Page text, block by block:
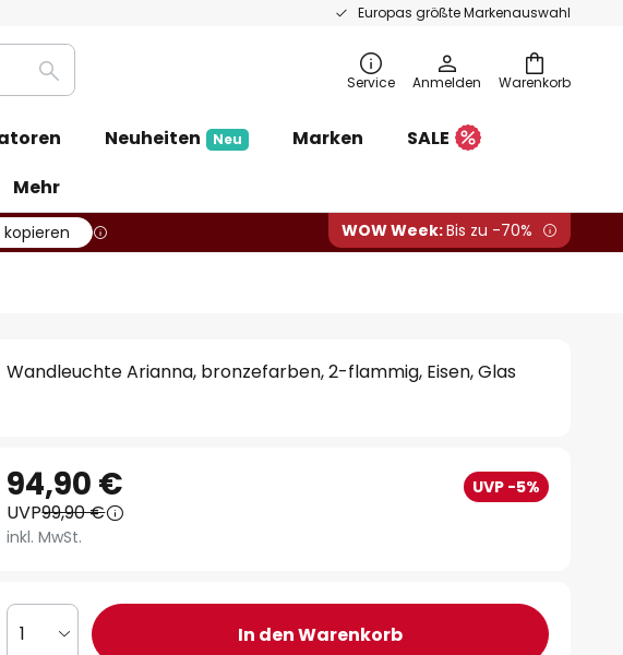
Europas größte Markenauswahl
Warenkorb
Suche Service Anmelden
Neuheiten Neu Marken
SALE
Mehr
kopieren WOW Week:Bis zu -70%
Wandleuchte Arianna, bronzefarben, 2-flammig, Eisen, Glas
94,90 € UVP -5%
UVP99,90 €
inkl. MwSt.
1 In den Warenkorb